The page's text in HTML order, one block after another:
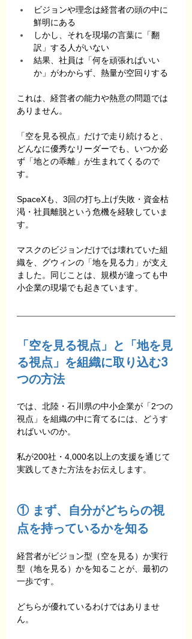
ビジョンや理念は経営者の頭の中に
鮮明にある
しかし、それを現場の言葉に「翻
訳」する人がいない
結果、社員は「何を頑張ればいい
か」がわからず、熱量が空回りする
これは、経営者の能力や熱意の問題では
ありません。
「空を見る視点」だけで走り続けると、
どんなに優秀なリーダーでも、いつか必
ず「地との乖離」が生まれてくるので
す。
SpaceXも、3回の打ち上げ失敗・資金枯
渇・社員離脱という危機を経験していま
す。
マスクのビジョンだけでは壊れていた組
織を、グウィンの「地を見る力」が支え
ました。同じことは、規模が違っても中
小企業の現場でも起きています。
「空を見る視点」と「地を見
る視点」を組織に取り込む3
つの方法
では、北陸・石川県の中小企業が「2つの
視点」を組織の中に育てるには、どうす
ればいいのか。
私が200社・4,000名以上の支援を通じて
実践してきた方法をお伝えします。
① まず、自分がどちらの視
点を持っているかを知る
経営者がビジョン型（空を見る）か実行
型（地を見る）かを知ることが、最初の
一歩です。
どちらが優れているわけではありませ
ん。